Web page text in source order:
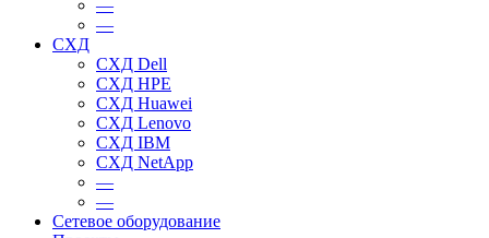
—
—
СХД
СХД Dell
СХД HPE
СХД Huawei
СХД Lenovo
СХД IBM
СХД NetApp
—
—
Сетевое оборудование